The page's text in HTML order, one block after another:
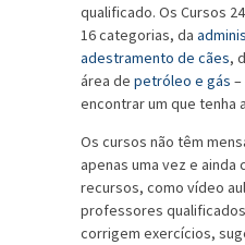
qualificado. Os Cursos
16 categorias, da
adestramento de cães,
área de petróleo e gás
encontrar um que tenha
Os cursos não têm
apenas uma vez e ainda
recursos, como vídeo
professores
corrigem exercícios,